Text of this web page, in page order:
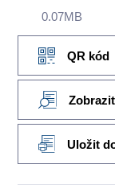
0.07MB
QR kód
Uložit